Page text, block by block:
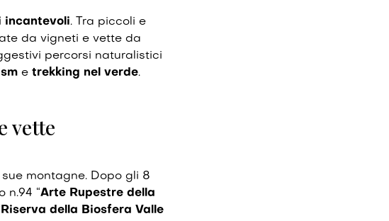
incantevoli. Tra piccoli e
da vigneti e vette da
percorsi naturalistici
e trekking nel verde.
vette
montagne. Dopo gli 8
n.94 “Arte Rupestre della
Riserva della Biosfera Valle